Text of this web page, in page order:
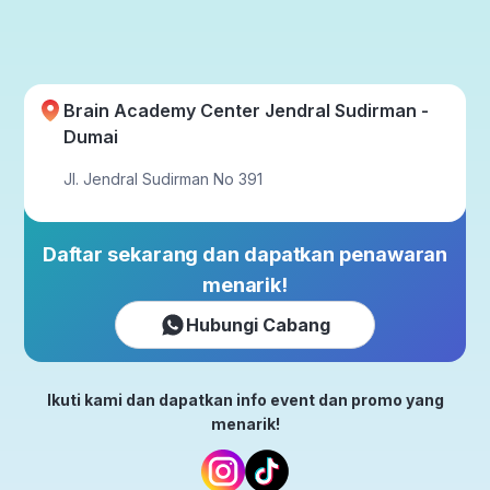
Brain Academy Center Jendral Sudirman -
Dumai
Jl. Jendral Sudirman No 391
Daftar sekarang dan dapatkan penawaran
menarik!
Hubungi Cabang
Ikuti kami dan dapatkan info event dan promo yang
menarik!